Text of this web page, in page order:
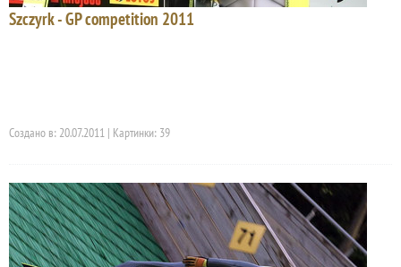
Szczyrk - GP competition 2011
Создано в: 20.07.2011 | Картинки: 39